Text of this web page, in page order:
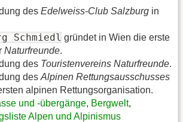
des Edelweiss-Club Salzburg in
Schmiedl gründet in Wien die erste
Naturfreunde.
des Touristenvereins Naturfreunde.
des Alpinen Rettungsausschusses
alpinen Rettungsorganisation.
und -übergänge, Bergwelt,
Alpen und Alpinismus